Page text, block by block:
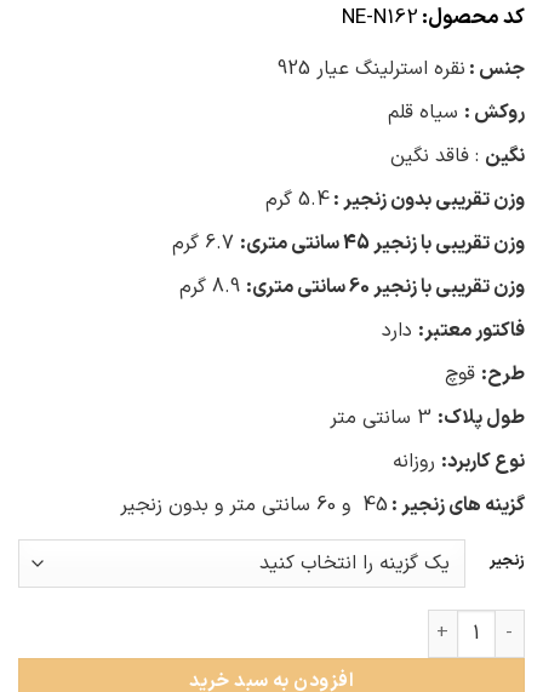
کد محصول:NE-N162
جنس : نقره استرلینگ عیار 925
روکش : سیاه قلم
نگین : فاقد نگین
وزن تقریبی بدون زنجیر :5.4 گرم
وزن تقریبی با زنجیر 45 سانتی متری:
وزن تقریبی با زنجیر 60 سانتی متری:
فاکتور معتبر: دارد
طرح: قوچ
طول پلاک:
نوع کاربرد: روزانه
گزینه های زنجیر : 45 و 60 سانتی متر و بدون زنجیر
زنجیر
گردنبند نقره مردانه با پلاک قوچ سیاه قلم عدد
افزودن به سبد خرید